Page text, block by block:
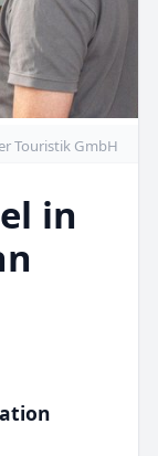
Touristik GmbH
in